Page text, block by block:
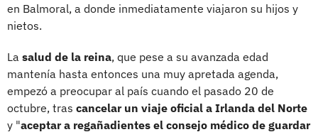
en Balmoral, a donde inmediatamente viajaron su hijos y
nietos.
La salud de la reina, que pese a su avanzada edad
mantenía hasta entonces una muy apretada agenda,
empezó a preocupar al país cuando el pasado 20 de
octubre, tras cancelar un viaje oficial a Irlanda del Norte
y "aceptar a regañadientes el consejo médico de guardar